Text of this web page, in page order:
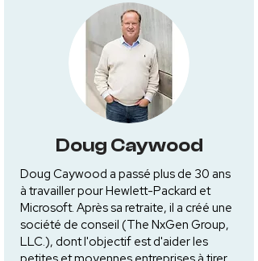
Doug Caywood
Doug Caywood a passé plus de 30 ans
à travailler pour Hewlett-Packard et
Microsoft. Après sa retraite, il a créé une
société de conseil (The NxGen Group,
LLC.), dont l'objectif est d'aider les